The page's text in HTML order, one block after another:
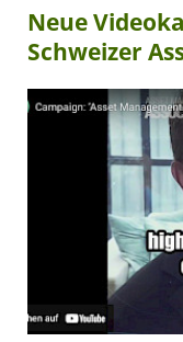
Neue
Schweizer